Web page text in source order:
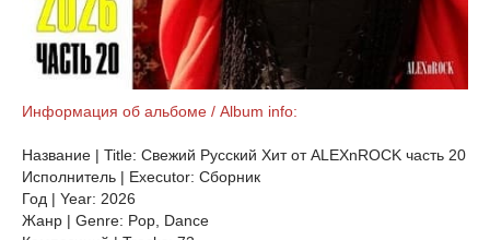
Информация об альбоме / Album info:
Название | Title: Свежий Русский Хит от ALEXnROCK часть 20
Исполнитель | Executor: Сборник
Год | Year: 2026
Жанр | Genre: Pop, Dance